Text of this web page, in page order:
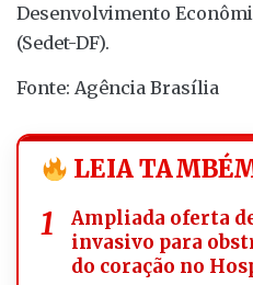
Desenvolvimento
(Sedet-DF).
Fonte: Agência Brasília
LEIA
Ampliada oferta
invasivo para
do coração no